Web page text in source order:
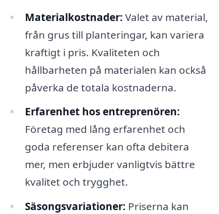
Materialkostnader: Valet av material,
från grus till planteringar, kan variera
kraftigt i pris. Kvaliteten och
hållbarheten på materialen kan också
påverka de totala kostnaderna.
Erfarenhet hos entreprenören:
Företag med lång erfarenhet och
goda referenser kan ofta debitera
mer, men erbjuder vanligtvis bättre
kvalitet och trygghet.
Säsongsvariationer: Priserna kan